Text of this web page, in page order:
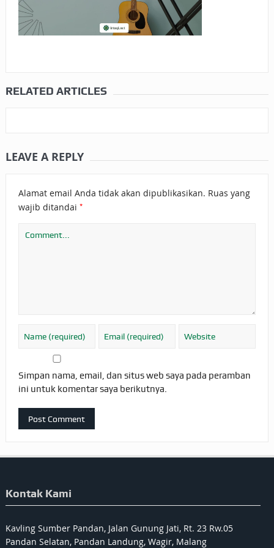
RELATED ARTICLES
LEAVE A REPLY
Alamat email Anda tidak akan dipublikasikan. Ruas yang
wajib ditandai *
Simpan nama, email, dan situs web saya pada peramban
ini untuk komentar saya berikutnya.
Kontak Kami
Kavling Sumber Pandan, Jalan Gunung Jati, Rt. 23 Rw.05
Pandan Selatan, Pandan Landung, Wagir, Malang